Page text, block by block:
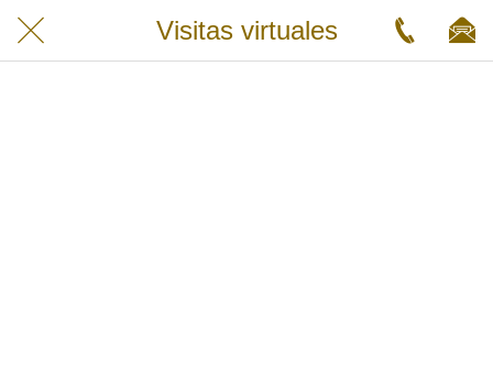
Visitas virtuales